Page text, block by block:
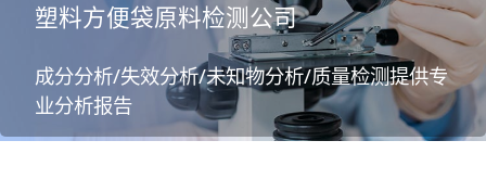
塑料方便袋原料检测公司
成分分析/失效分析/未知物分析/质量检测提供专
业分析报告